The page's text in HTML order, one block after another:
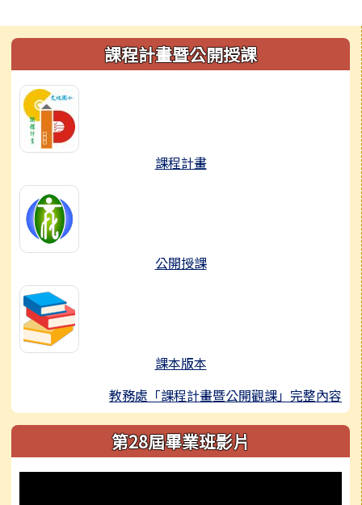
左邊區域內容課程計畫暨公開授課
課程計畫
公開授課
課本版本
教務處「課程計畫暨公開觀課」完整內容
第28屆畢業班影片